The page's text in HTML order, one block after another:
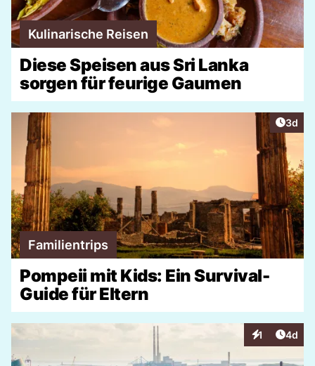
Kulinarische Reisen
Diese Speisen aus Sri Lanka
sorgen für feurige Gaumen
3d
Familientrips
Pompeii mit Kids: Ein Survival-
Guide für Eltern
1
Interaktionen
4d